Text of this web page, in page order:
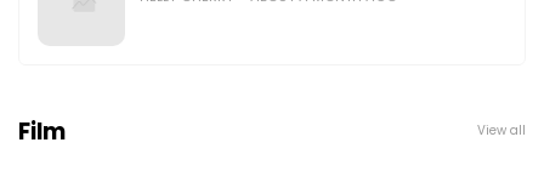
Film View all